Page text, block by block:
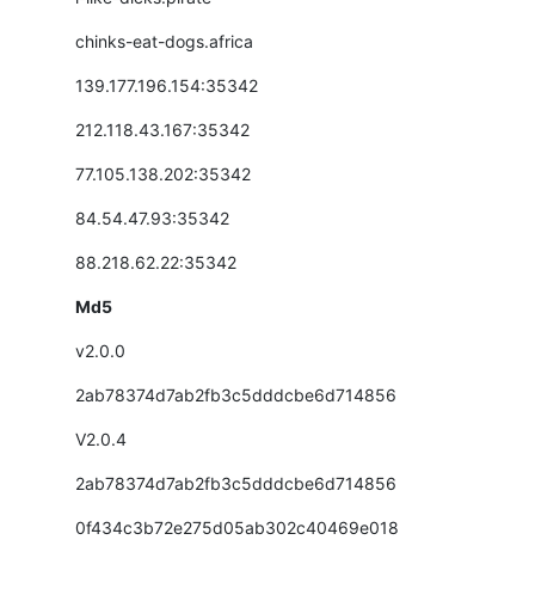
chinks-eat-dogs.africa
139.177.196.154:35342
212.118.43.167:35342
77.105.138.202:35342
84.54.47.93:35342
88.218.62.22:35342
Md5
v2.0.0
2ab78374d7ab2fb3c5dddcbe6d714856
V2.0.4
2ab78374d7ab2fb3c5dddcbe6d714856
0f434c3b72e275d05ab302c40469e018